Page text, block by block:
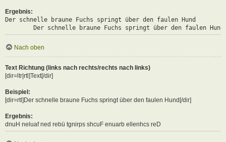
Ergebnis:
Der schnelle braune Fuchs springt über den faulen Hund
	Der schnelle braune Fuchs springt über den faulen Hund
Nach oben
Text Richtung (links nach rechts/rechts nach links)
[dir=ltr|rtl]Text[/dir]
Beispiel:
[dir=rtl]Der schnelle braune Fuchs springt über den faulen Hund[/dir]
Ergebnis:
Der schnelle braune Fuchs springt über den faulen Hund